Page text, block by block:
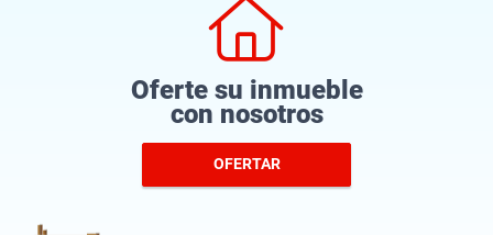
Oferte su inmueble
con nosotros
OFERTAR